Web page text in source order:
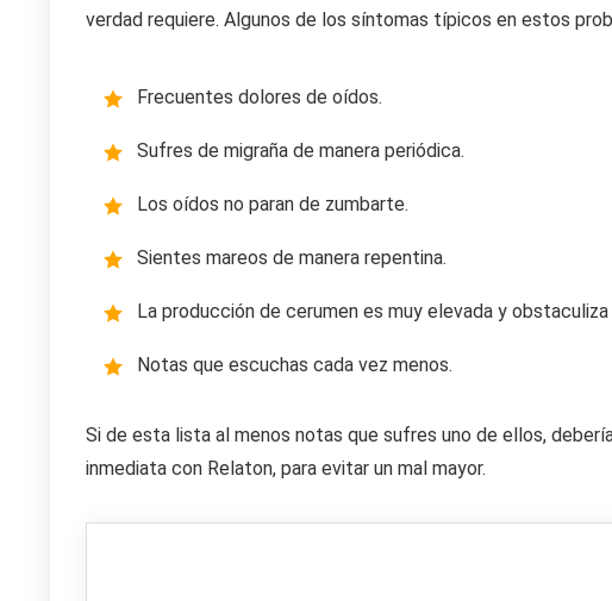
verdad requiere. Algunos de los síntomas típicos en estos
Frecuentes dolores de oídos.
Sufres de migraña de manera periódica.
Los oídos no paran de zumbarte.
Sientes mareos de manera repentina.
La producción de cerumen es muy elevada y obstaculiza
Notas que escuchas cada vez menos.
Si de esta lista al menos notas que sufres uno de ellos,
inmediata con Relaton, para evitar un mal mayor.